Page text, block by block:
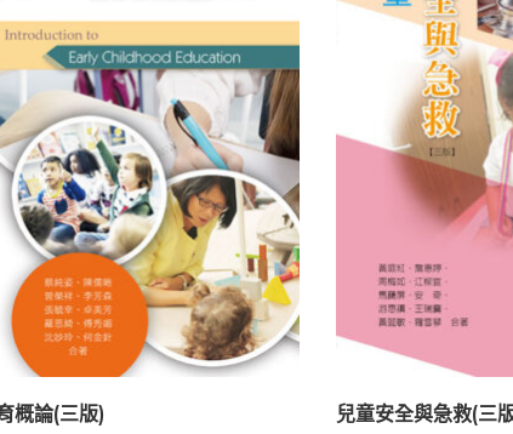
概論(三版) 兒童安全與急救(三